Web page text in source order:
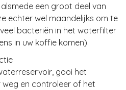
een groot deel van
echter wel maandelijks om te
bacteriën in het waterfilter
in uw koffie komen).
gooi het
en controleer of het